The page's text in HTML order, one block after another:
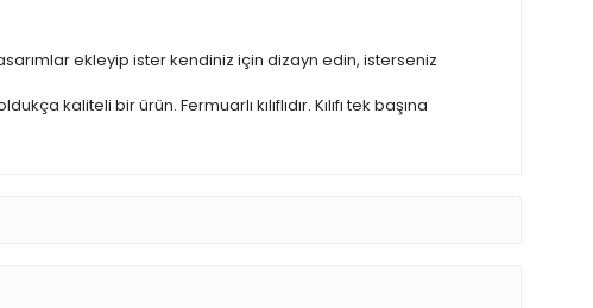
ekleyip ister kendiniz için dizayn edin, isterseniz
kaliteli bir ürün. Fermuarlı kılıflıdır. Kılıfı tek başına